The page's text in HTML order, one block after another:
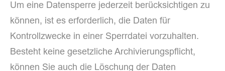
Um eine Datensperre jederzeit berücksichtigen zu
können, ist es erforderlich, die Daten für
Kontrollzwecke in einer Sperrdatei vorzuhalten.
Besteht keine gesetzliche Archivierungspflicht,
können Sie auch die Löschung der Daten